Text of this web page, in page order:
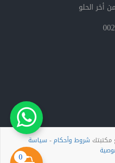
0
أخر الحلو
مكتبتك شروط وأحكام- سياسة